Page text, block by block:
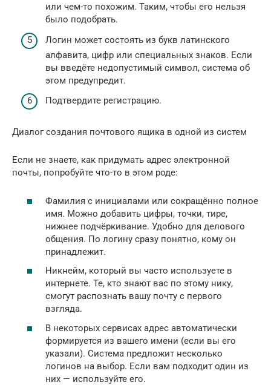
или чем-то похожим. Таким, чтобы его нельзя
было подобрать.
Логин может состоять из букв латинского
алфавита, цифр или специальных знаков. Если
вы введёте недопустимый символ, система об
этом предупредит.
Подтвердите регистрацию.
Диалог создания почтового ящика в одной из систем
Если не знаете, как придумать адрес электронной
почты, попробуйте что-то в этом роде:
Фамилия с инициалами или сокращённо полное
имя. Можно добавить цифры, точки, тире,
нижнее подчёркивание. Удобно для делового
общения. По логину сразу понятно, кому он
принадлежит.
Никнейм, который вы часто используете в
интернете. Те, кто знают вас по этому нику,
смогут распознать вашу почту с первого
взгляда.
В некоторых сервисах адрес автоматически
формируется из вашего имени (если вы его
указали). Система предложит несколько
логинов на выбор. Если вам подходит один из
них — используйте его.